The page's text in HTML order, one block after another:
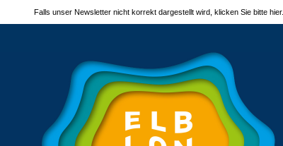
Falls unser Newsletter nicht korrekt dargestellt wird, klicken Sie bitte hier.